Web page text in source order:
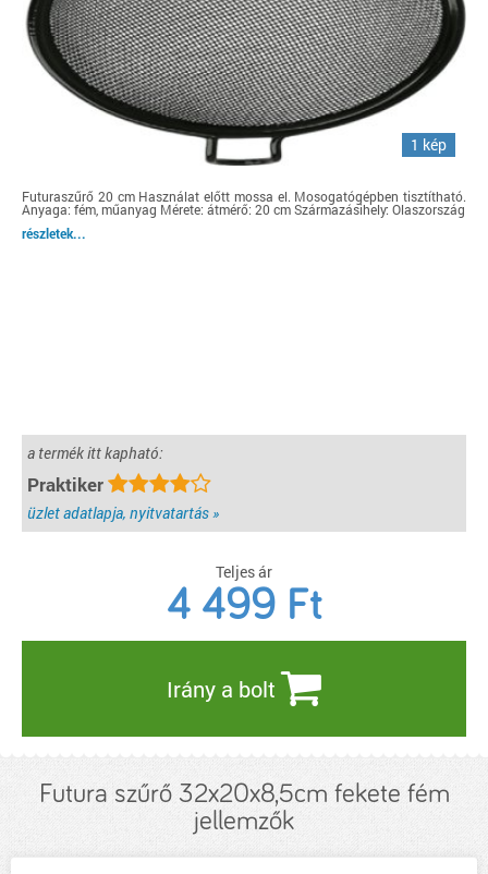
1 kép
Futuraszűrő 20 cm Használat előtt mossa el. Mosogatógépben tisztítható.
Anyaga: fém, műanyag Mérete: átmérő: 20 cm Származásihely: Olaszország
részletek...
a termék itt kapható:
Praktiker
üzlet adatlapja, nyitvatartás »
Teljes ár
4 499 Ft
Irány a bolt
Futura szűrő 32x20x8,5cm fekete fém
jellemzők